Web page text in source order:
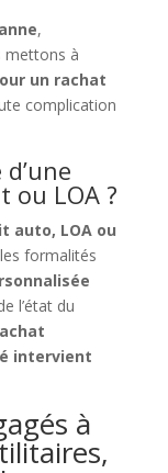
,
mettons à
un rachat
complication
ou LOA ?
auto, LOA ou
formalités
l’état du
intervient
à